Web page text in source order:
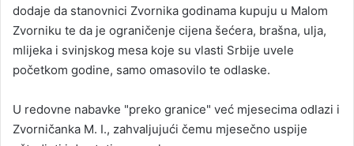
dodaje da stanovnici Zvornika godinama kupuju u Malom
Zvorniku te da je ograničenje cijena šećera, brašna, ulja,
mlijeka i svinjskog mesa koje su vlasti Srbije uvele
početkom godine, samo omasovilo te odlaske.
U redovne nabavke "preko granice" već mjesecima odlazi i
Zvorničanka M. I., zahvaljujući čemu mjesečno uspije